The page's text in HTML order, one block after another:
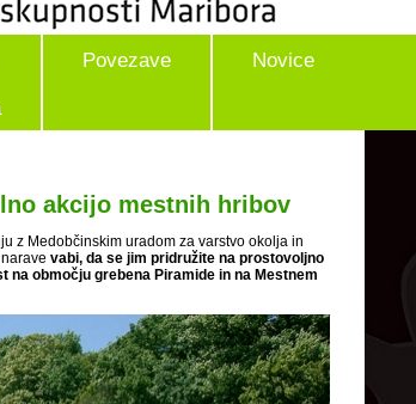
Povezave Novice
akcijo mestnih hribov
z Medobčinskim uradom za varstvo okolja in
vabi, da se jim pridružite na prostovoljno
območju grebena Piramide in na Mestnem